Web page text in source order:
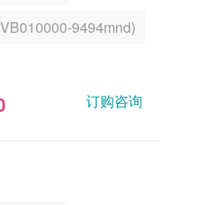
9494mnd)
订购咨询